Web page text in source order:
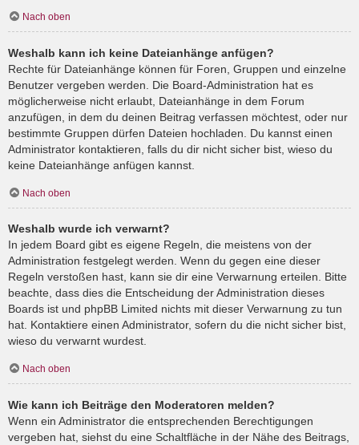
Nach oben
Weshalb kann ich keine Dateianhänge anfügen?
Rechte für Dateianhänge können für Foren, Gruppen und einzelne
Benutzer vergeben werden. Die Board-Administration hat es
möglicherweise nicht erlaubt, Dateianhänge in dem Forum
anzufügen, in dem du deinen Beitrag verfassen möchtest, oder nur
bestimmte Gruppen dürfen Dateien hochladen. Du kannst einen
Administrator kontaktieren, falls du dir nicht sicher bist, wieso du
keine Dateianhänge anfügen kannst.
Nach oben
Weshalb wurde ich verwarnt?
In jedem Board gibt es eigene Regeln, die meistens von der
Administration festgelegt werden. Wenn du gegen eine dieser
Regeln verstoßen hast, kann sie dir eine Verwarnung erteilen. Bitte
beachte, dass dies die Entscheidung der Administration dieses
Boards ist und phpBB Limited nichts mit dieser Verwarnung zu tun
hat. Kontaktiere einen Administrator, sofern du die nicht sicher bist,
wieso du verwarnt wurdest.
Nach oben
Wie kann ich Beiträge den Moderatoren melden?
Wenn ein Administrator die entsprechenden Berechtigungen
vergeben hat, siehst du eine Schaltfläche in der Nähe des Beitrags,